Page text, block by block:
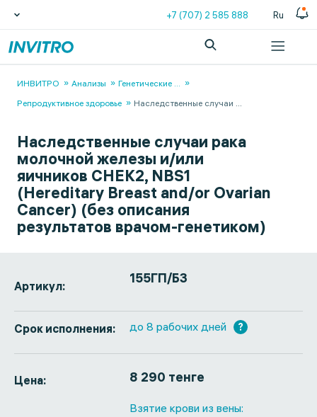
+7 (707) 2 585 888 Ru
ИНВИТРО Анализы Генетические ...
Репродуктивное здоровье
Наследственные случаи ...
Наследственные случаи рака
молочной железы и/или
яичников CHEK2, NBS1
(Hereditary Breast and/or Ovarian
Cancer) (без описания
результатов врачом-генетиком)
Артикул: 155ГП/БЗ
Срок исполнения: до 8 рабочих дней ?
Цена: 8 290 тенге
Взятие крови из вены: